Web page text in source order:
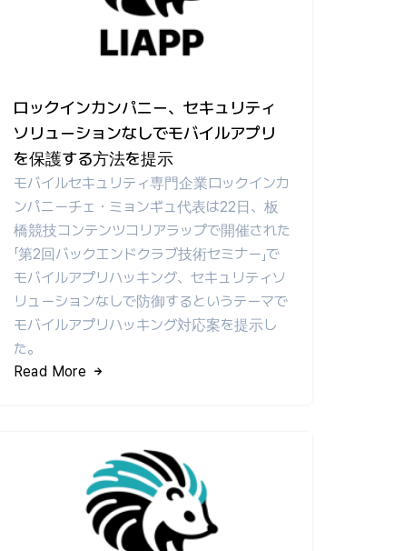
ロックインカンパニー、セキュリティ
ソリューションなしでモバイルアプリ
を保護する方法を提示
モバイルセキュリティ専門企業ロックインカ
ンパニーチェ・ミョンギュ代表は22日、板
橋競技コンテンツコリアラップで開催された
「第2回バックエンドクラブ技術セミナー」で
モバイルアプリハッキング、セキュリティソ
リューションなしで防御するというテーマで
モバイルアプリハッキング対応案を提示し
た。
Read More